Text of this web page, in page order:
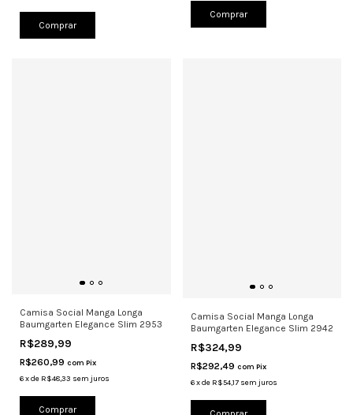
Comprar
Comprar
Camisa Social Manga Longa
Baumgarten Elegance Slim 2953
R$289,99
R$260,99 com Pix
6xde R$48,33 sem juros
Comprar
Camisa Social Manga Longa
Baumgarten Elegance Slim 2942
R$324,99
R$292,49 com Pix
6 xde R$54,17 sem juros